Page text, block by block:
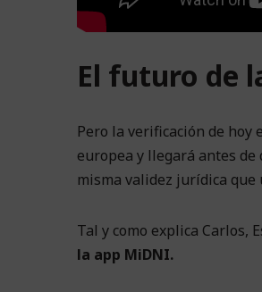
El futuro de
Pero la verificación de hoy
europea y llegará antes
misma validez jurídica
Tal y como explica Carlos,
la app MiDNI.